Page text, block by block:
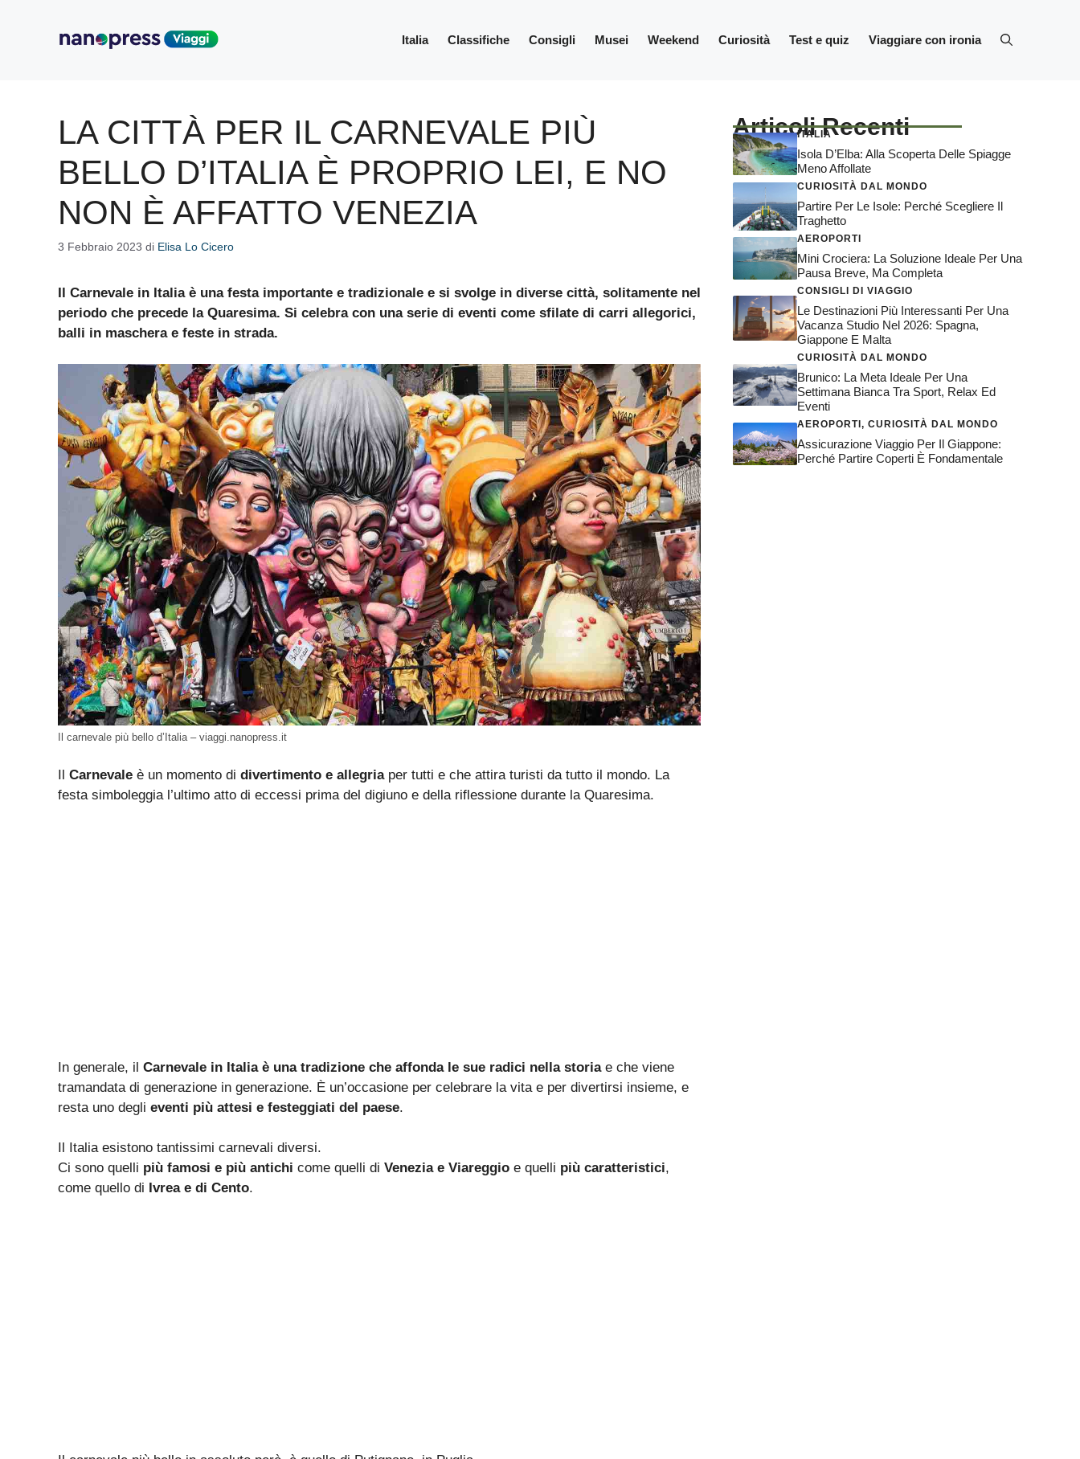
Italia Classifiche Consigli Musei Weekend Curiosità Test e quiz Viaggiare con ironia
LA CITTÀ PER IL CARNEVALE PIÙ
BELLO D’ITALIA È PROPRIO LEI, E NO
NON È AFFATTO VENEZIA
3 Febbraio 2023 di Elisa Lo Cicero
Il Carnevale in Italia è una festa importante e tradizionale e si svolge in diverse città, solitamente nel
periodo che precede la Quaresima. Si celebra con una serie di eventi come sfilate di carri allegorici,
balli in maschera e feste in strada.
Il carnevale più bello d’Italia – viaggi.nanopress.it
Carnevale è un momento di divertimento e allegriaper tutti e che attira turisti da tutto il mondo. La
festa simboleggia l’ultimo atto di eccessi prima del digiuno e della riflessione durante la Quaresima.
In generale, il Carnevale in Italia è una tradizione che affonda le sue radici nella storiae che viene
tramandata di generazione in generazione. È un’occasione per celebrare la vita e per divertirsi insieme, e
resta uno degli eventi più attesi e festeggiati del paese.
Il Italia esistono tantissimi carnevali diversi.
Ci sono quelli più famosi e più antichi come quelli di Venezia e Viareggio e quelli più caratteristici,
come quello di Ivrea e di Cento.
Articoli Recenti
ITALIA
Isola D’Elba: Alla Scoperta Delle Spiagge
Meno Affollate
CURIOSITÀ DAL MONDO
Partire Per Le Isole: Perché Scegliere Il
Traghetto
AEROPORTI
Mini Crociera: La Soluzione Ideale Per Una
Pausa Breve, Ma Completa
CONSIGLI DI VIAGGIO
Le Destinazioni Più Interessanti Per Una
Vacanza Studio Nel 2026: Spagna,
Giappone E Malta
CURIOSITÀ DAL MONDO
Brunico: La Meta Ideale Per Una
Settimana Bianca Tra Sport, Relax Ed
Eventi
AEROPORTI , CURIOSITÀ DAL MONDO
Assicurazione Viaggio Per Il Giappone:
Perché Partire Coperti È Fondamentale